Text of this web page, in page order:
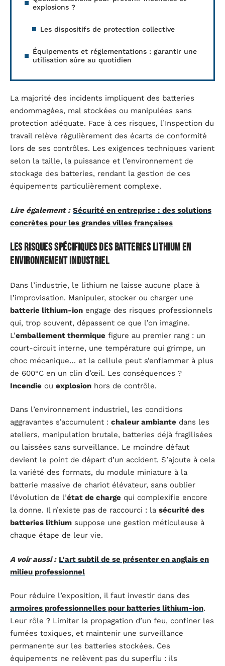
explosions ?
Les dispositifs de protection collective
Équipements et réglementations : garantir une
utilisation sûre au quotidien
La majorité des incidents impliquent des batteries
endommagées, mal stockées ou manipulées sans
protection adéquate. Face à ces risques, l’Inspection du
travail relève régulièrement des écarts de conformité
lors de ses contrôles. Les exigences techniques varient
selon la taille, la puissance et l’environnement de
stockage des batteries, rendant la gestion de ces
équipements particulièrement complexe.
Lire également : Sécurité en entreprise : des solutions
concrètes pour les grandes villes françaises
Les risques spécifiques des batteries lithium en
environnement industriel
Dans l’industrie, le lithium ne laisse aucune place à
l’improvisation. Manipuler, stocker ou charger une
batterie lithium-ion engage des risques professionnels
qui, trop souvent, dépassent ce que l’on imagine.
L’emballement thermique figure au premier rang : un
court-circuit interne, une température qui grimpe, un
choc mécanique… et la cellule peut s’enflammer à plus
de 600°C en un clin d’œil. Les conséquences ?
Incendie ou explosion hors de contrôle.
Dans l’environnement industriel, les conditions
aggravantes s’accumulent : chaleur ambiante dans les
ateliers, manipulation brutale, batteries déjà fragilisées
ou laissées sans surveillance. Le moindre défaut
devient le point de départ d’un accident. S’ajoute à cela
la variété des formats, du module miniature à la
batterie massive de chariot élévateur, sans oublier
l’évolution de l’état de charge qui complexifie encore
la donne. Il n’existe pas de raccourci : la sécurité des
batteries lithium suppose une gestion méticuleuse à
chaque étape de leur vie.
A voir aussi : L'art subtil de se présenter en anglais en
milieu professionnel
Pour réduire l’exposition, il faut investir dans des
armoires professionnelles pour batteries lithium-ion.
Leur rôle ? Limiter la propagation d’un feu, confiner les
fumées toxiques, et maintenir une surveillance
permanente sur les batteries stockées. Ces
équipements ne relèvent pas du superflu : ils